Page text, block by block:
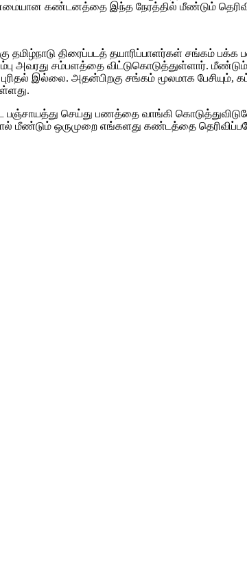
கண்டனத்தை இந்த நேரத்தில் மீண்டும்
திரைப்படத் தயாரிப்பாளர்கள் சங்கம் பக்க
அவரது சம்பளத்தை விட்டுகொடுத்துள்ளார்.
இல்லை. அதன்பிறகு சங்கம் மூலமாக பேசியும்,
பஞ்சாயத்து செய்து பணத்தை வாங்கி
மீண்டும் ஒருமுறை எங்களது கண்டத்தை